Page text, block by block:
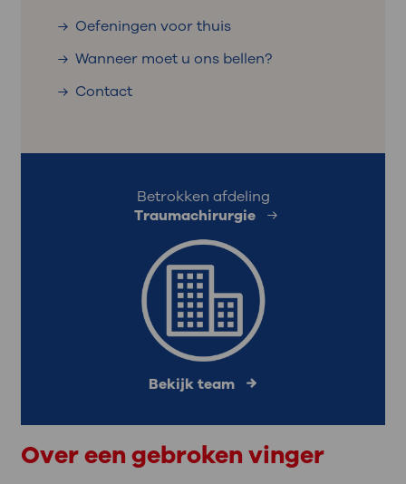
Oefeningen voor thuis
Wanneer moet u ons bellen?
Contact
Betrokken afdeling
Traumachirurgie
Bekijk team
Over een gebroken vinger